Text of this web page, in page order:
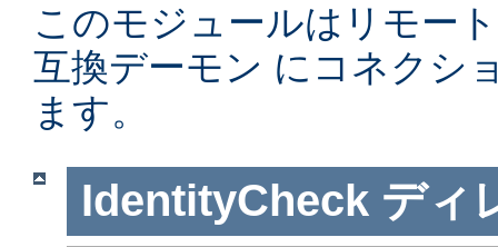
このモジュールはリモー
互換デーモン にコネクシ
ます。
IdentityCheck ディ